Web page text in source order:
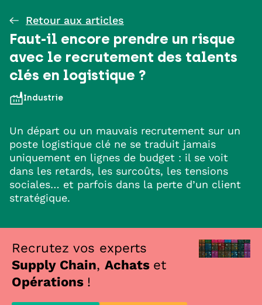
Retour aux articles
Faut-il encore prendre un risque
avec le recrutement des talents
clés en logistique ?
Industrie
Un départ ou un mauvais recrutement sur un
poste logistique clé ne se traduit jamais
uniquement en lignes de budget : il se voit
dans les retards, les surcoûts, les tensions
sociales… et parfois dans la perte d’un client
stratégique.
Recrutez vos experts
Supply Chain, Achats et
Opérations !